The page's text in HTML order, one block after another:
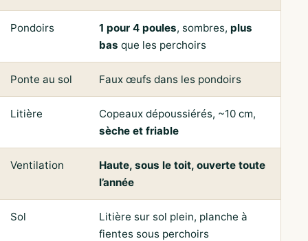
Pondoirs 1 pour 4 poules, sombres, plus
bas que les perchoirs
Ponte au sol Faux œufs dans les pondoirs
Litière
Copeaux dépoussiérés, ~10 cm,
sèche et friable
Ventilation
Haute, sous le toit, ouverte toute
l’année
Sol
Litière sur sol plein, planche à
fientes sous perchoirs